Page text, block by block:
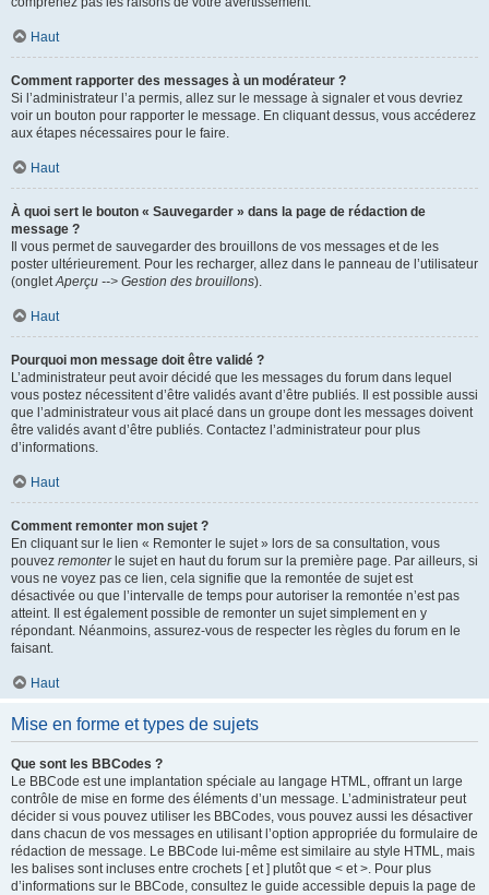
Haut
Comment rapporter des messages à un modérateur ?
Si l’administrateur l’a permis, allez sur le message à signaler et vous devriez
voir un bouton pour rapporter le message. En cliquant dessus, vous accéderez
aux étapes nécessaires pour le faire.
Haut
À quoi sert le bouton « Sauvegarder » dans la page de rédaction de
message ?
Il vous permet de sauvegarder des brouillons de vos messages et de les
poster ultérieurement. Pour les recharger, allez dans le panneau de l’utilisateur
(ongletAperçu --> Gestion des brouillons).
Haut
Pourquoi mon message doit être validé ?
L’administrateur peut avoir décidé que les messages du forum dans lequel
vous postez nécessitent d’être validés avant d’être publiés. Il est possible aussi
que l’administrateur vous ait placé dans un groupe dont les messages doivent
être validés avant d’être publiés. Contactez l’administrateur pour plus
d’informations.
Haut
Comment remonter mon sujet ?
En cliquant sur le lien « Remonter le sujet » lors de sa consultation, vous
pouvez remonterle sujet en haut du forum sur la première page. Par ailleurs, si
vous ne voyez pas ce lien, cela signifie que la remontée de sujet est
désactivée ou que l’intervalle de temps pour autoriser la remontée n’est pas
atteint. Il est également possible de remonter un sujet simplement en y
répondant. Néanmoins, assurez-vous de respecter les règles du forum en le
faisant.
Haut
Mise en forme et types de sujets
Que sont les BBCodes ?
Le BBCode est une implantation spéciale au langage HTML, offrant un large
contrôle de mise en forme des éléments d’un message. L’administrateur peut
décider si vous pouvez utiliser les BBCodes, vous pouvez aussi les désactiver
dans chacun de vos messages en utilisant l’option appropriée du formulaire de
rédaction de message. Le BBCode lui-même est similaire au style HTML, mais
les balises sont incluses entre crochets [ et ] plutôt que < et >. Pour plus
d’informations sur le BBCode, consultez le guide accessible depuis la page de